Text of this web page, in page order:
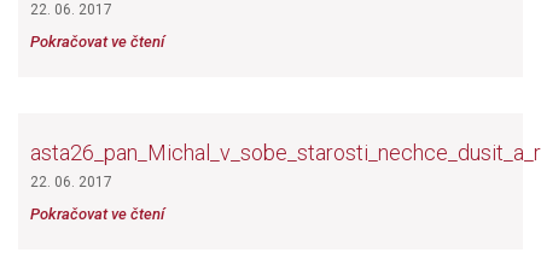
22. 06. 2017
Pokračovat ve čtení
22. 06. 2017
Pokračovat ve čtení